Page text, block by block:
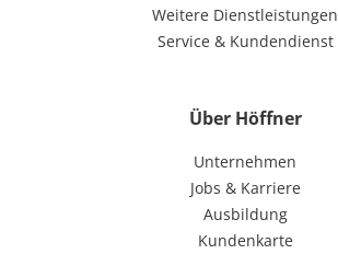
Weitere Dienstleistungen
Service & Kundendienst
Über Höffner
Unternehmen
Jobs & Karriere
Ausbildung
Kundenkarte